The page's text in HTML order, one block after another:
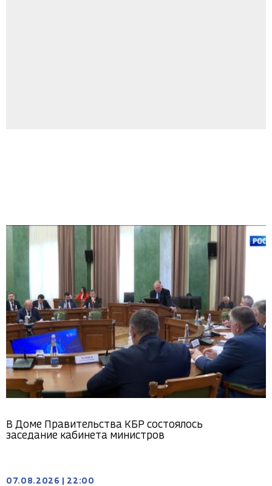
В Доме Правительства КБР состоялось
заседание кабинета министров
07.08.2026 22:00